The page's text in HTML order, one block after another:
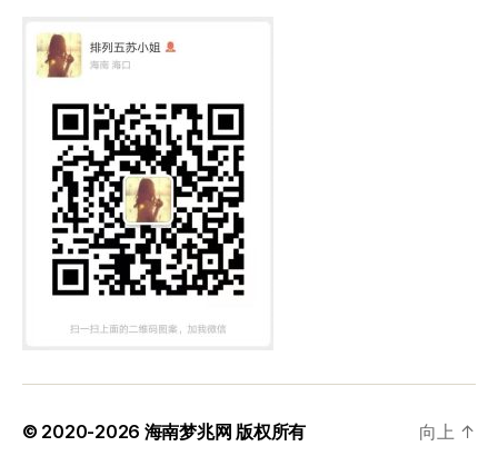
© 2020-2026 海南梦兆网 版权所有 向上 ↑